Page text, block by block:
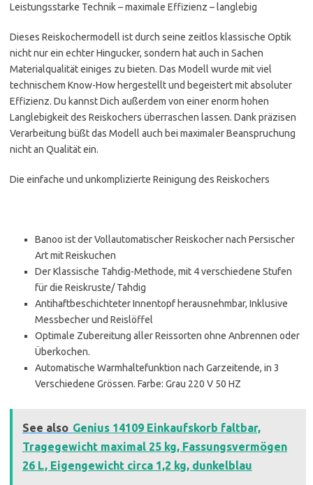
Leistungsstarke Technik – maximale Effizienz – langlebig
Dieses Reiskochermodell ist durch seine zeitlos klassische Optik
nicht nur ein echter Hingucker, sondern hat auch in Sachen
Materialqualität einiges zu bieten. Das Modell wurde mit viel
technischem Know-How hergestellt und begeistert mit absoluter
Effizienz. Du kannst Dich außerdem von einer enorm hohen
Langlebigkeit des Reiskochers überraschen lassen. Dank präzisen
Verarbeitung büßt das Modell auch bei maximaler Beanspruchung
nicht an Qualität ein.
Die einfache und unkomplizierte Reinigung des Reiskochers
Banoo ist der Vollautomatischer Reiskocher nach Persischer
Art mit Reiskuchen
Der Klassische Tahdig-Methode, mit 4 verschiedene Stufen
für die Reiskruste/ Tahdig
Antihaftbeschichteter Innentopf herausnehmbar, Inklusive
Messbecher und Reislöffel
Optimale Zubereitung aller Reissorten ohne Anbrennen oder
Überkochen.
Automatische Warmhaltefunktion nach Garzeitende, in 3
Verschiedene Grössen. Farbe: Grau 220 V 50 HZ
See also Genius 14109 Einkaufskorb faltbar,
Tragegewicht maximal 25 kg, Fassungsvermögen
26 L, Eigengewicht circa 1,2 kg, dunkelblau